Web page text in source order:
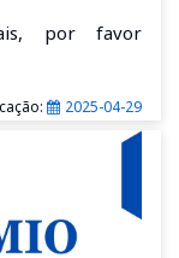
por favor
2025-04-29